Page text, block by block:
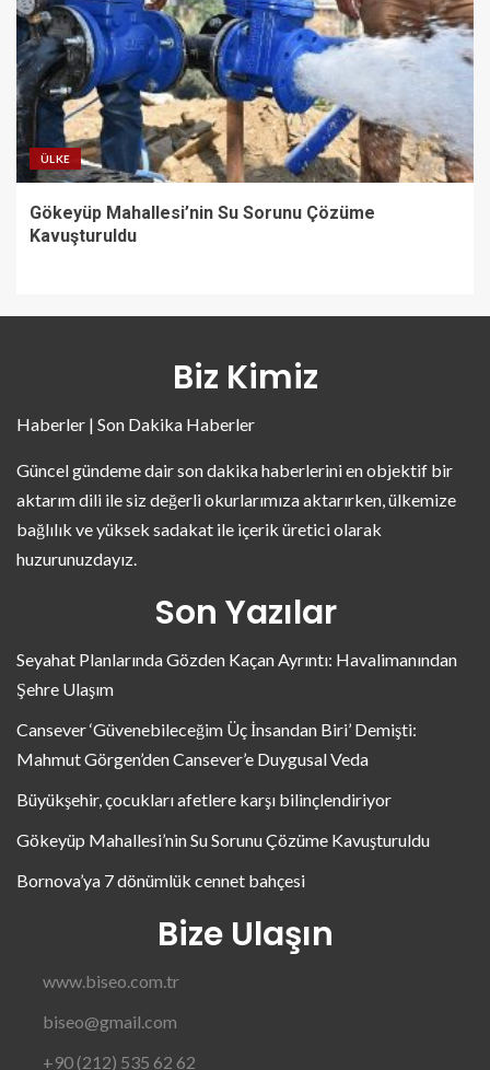
ÜLKE
Gökeyüp Mahallesi’nin Su Sorunu Çözüme
Kavuşturuldu
Biz Kimiz
Haberler | Son Dakika Haberler
Güncel gündeme dair son dakika haberlerini en objektif bir
aktarım dili ile siz değerli okurlarımıza aktarırken, ülkemize
bağlılık ve yüksek sadakat ile içerik üretici olarak
huzurunuzdayız.
Son Yazılar
Seyahat Planlarında Gözden Kaçan Ayrıntı: Havalimanından
Şehre Ulaşım
Cansever ‘Güvenebileceğim Üç İnsandan Biri’ Demişti:
Mahmut Görgen’den Cansever’e Duygusal Veda
Büyükşehir, çocukları afetlere karşı bilinçlendiriyor
Gökeyüp Mahallesi’nin Su Sorunu Çözüme Kavuşturuldu
Bornova’ya 7 dönümlük cennet bahçesi
Bize Ulaşın
www.biseo.com.tr
biseo@gmail.com
+90 (212) 535 62 62